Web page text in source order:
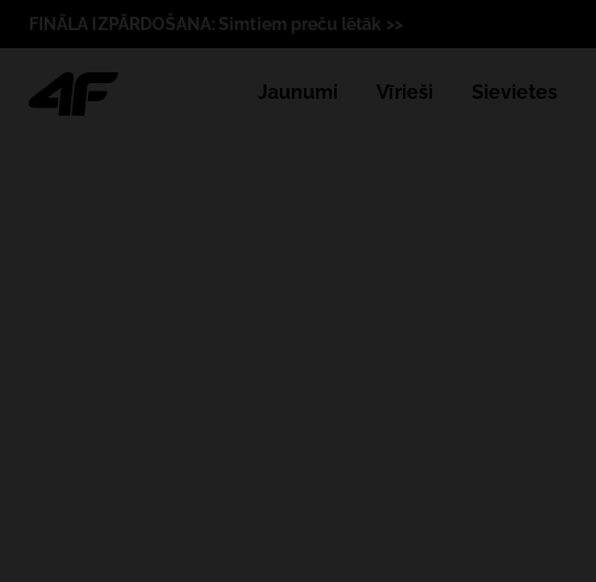
FINĀLA IZPĀRDOŠANA: Simtiem preču lētāk >>
Jaunumi Vīrieši Sievietes